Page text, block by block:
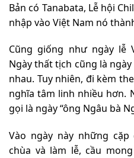
Bản có Tanabata, Lễ hội
nhập vào Việt Nam nó
Cũng giống như ngày lễ
Ngày thất tịch cũng là
nhau. Tuy nhiên, đi kèm
nghĩa tâm linh nhiều hơn.
gọi là ngày “ông Ngâu bà
Vào ngày này những
chùa và làm lễ, cầu